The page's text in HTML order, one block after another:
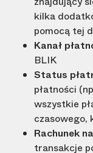
kilka
pomocą tej
Kanał
BLIK
Status
płatności
wszystkie
czasowego,
Rachunek
transakcje